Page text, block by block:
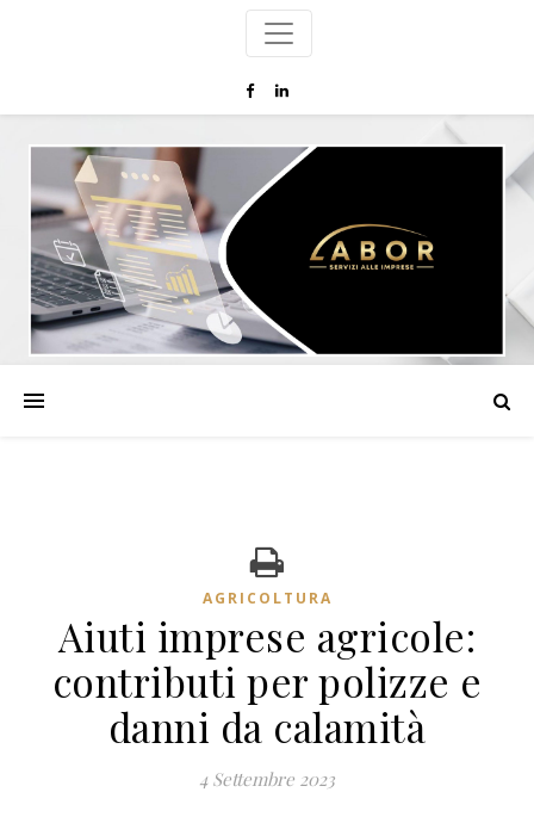
AGRICOLTURA
Aiuti imprese agricole:
contributi per polizze e
danni da calamità
4 Settembre 2023